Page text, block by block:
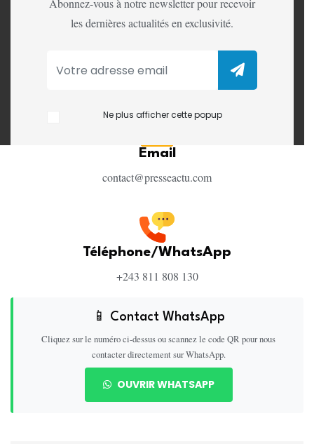
Abonnez-vous à notre newsletter pour recevoir
les dernières actualités en exclusivité.
Ne plus afficher cette popup
du Congo
Email
contact@presseactu.com
Téléphone/WhatsApp
+243 811 808 130
📱 Contact WhatsApp
Cliquez sur le numéro ci-dessus ou scannez le code QR pour nous
contacter directement sur WhatsApp.
OUVRIR WHATSAPP